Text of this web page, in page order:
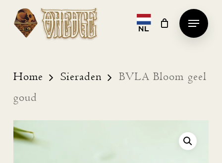
Skip
content
NL
Menu
Home Sieraden
BVLA Bloom geel
goud